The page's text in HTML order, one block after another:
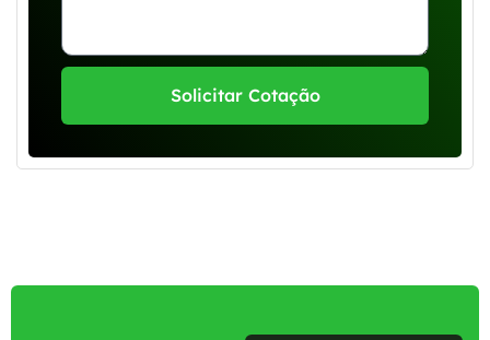
Solicitar Cotação